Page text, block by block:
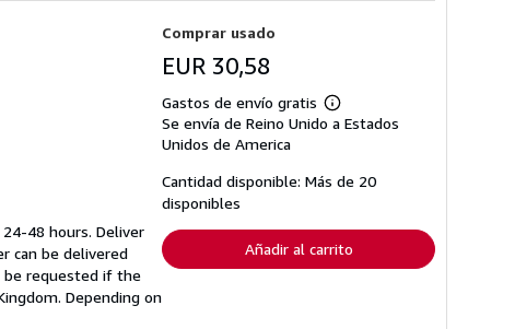
48 hours. Deliver
can be delivered
be requested if the
Depending on
Comprar usado
EUR 30,58
Gastos de envío gratis
Más
información
tarifas
de
Se envía de Reino Unido a Estados
Unidos de America
Cantidad disponible: Más de 20
disponibles
Añadir al carrito